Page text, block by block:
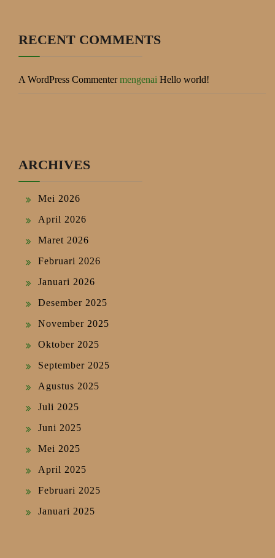
RECENT COMMENTS
A WordPress Commentermengenai Hello world!
ARCHIVES
Mei 2026
April 2026
Maret 2026
Februari 2026
Januari 2026
Desember 2025
November 2025
Oktober 2025
September 2025
Agustus 2025
Juli 2025
Juni 2025
Mei 2025
April 2025
Februari 2025
Januari 2025